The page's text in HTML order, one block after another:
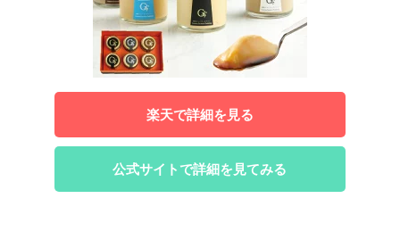
楽天で詳細を見る
公式サイトで詳細を見てみる